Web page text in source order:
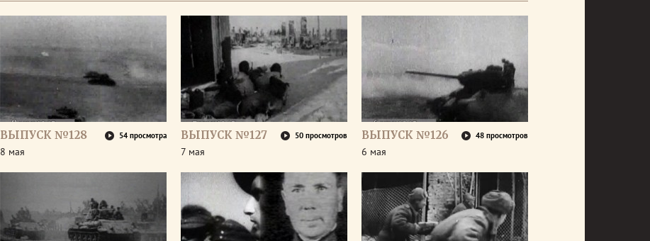
ВЫПУСК №128 54 просмотра
8 мая
ВЫПУСК №127 50 просмотров
7 мая
ВЫПУСК №126 48 просмотров
6 мая